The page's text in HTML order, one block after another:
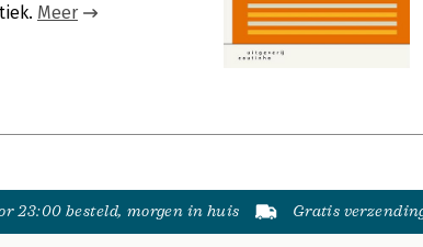
Meer
23:00 besteld, morgen in huis Gratis